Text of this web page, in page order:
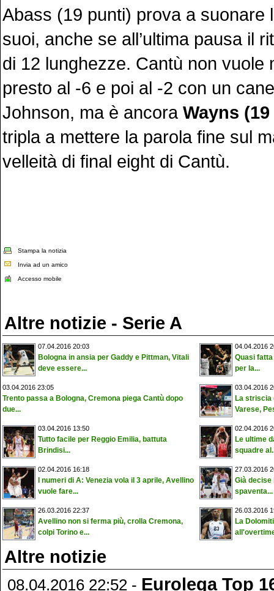
Abass (19 punti) prova a suonare
suoi, anche se all’ultima pausa il
di 12 lunghezze. Cantù non vuole
presto al -6 e poi al -2 con un
Johnson, ma è ancora Wayns
tripla a mettere la parola fine sul
velleità di final eight di Cantù.
Stampa la notizia
Invia ad un amico
Accesso mobile
Altre notizie - Serie A
07.04.2016 20:03
Bologna in ansia per Gaddy e Pittman, Vitali
deve essere...
04.04.2016
Quasi
per la...
03.04.2016 23:05
Trento passa a Bologna, Cremona piega Cantù dopo
due...
03.04.2016
La striscia
Varese,
03.04.2016 13:50
Tutto facile per Reggio Emilia, battuta
Brindisi...
02.04.2016
Le ultime
squadre
02.04.2016 16:18
I numeri di A: Venezia vola il 3 aprile, Avellino
vuole fare...
27.03.2016
Già decise
spaventa...
26.03.2016 22:37
Avellino non si ferma più, crolla Cremona,
colpi Torino e...
26.03.2016
La
Altre notizie
08.04.2016 22:52 - Eurolega Top